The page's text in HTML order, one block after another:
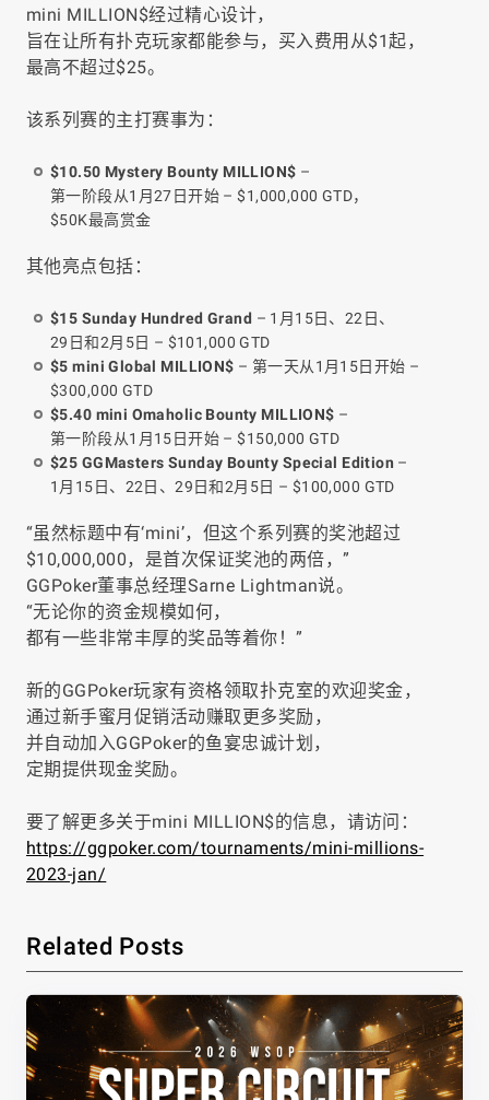
mini MILLION$经过精心设计，
旨在让所有扑克玩家都能参与，买入费用从$1起，
最高不超过$25。
该系列赛的主打赛事为：
$10.50 Mystery Bounty MILLION$ –
第一阶段从1月27日开始 – $1,000,000 GTD，
$50K最高赏金
其他亮点包括：
$15 Sunday Hundred Grand – 1月15日、22日、
29日和2月5日 – $101,000 GTD
$5 mini Global MILLION$ – 第一天从1月15日开始 –
$300,000 GTD
$5.40 mini Omaholic Bounty MILLION$ –
第一阶段从1月15日开始 – $150,000 GTD
$25 GGMasters Sunday Bounty Special Edition –
1月15日、22日、29日和2月5日 – $100,000 GTD
“虽然标题中有‘mini’，但这个系列赛的奖池超过
$10,000,000，是首次保证奖池的两倍，”
GGPoker董事总经理Sarne Lightman说。
“无论你的资金规模如何，
都有一些非常丰厚的奖品等着你！”
新的GGPoker玩家有资格领取扑克室的欢迎奖金，
通过新手蜜月促销活动赚取更多奖励，
并自动加入GGPoker的鱼宴忠诚计划，
定期提供现金奖励。
要了解更多关于mini MILLION$的信息，请访问：
https://ggpoker.com/tournaments/mini-millions-
2023-jan/
Related Posts